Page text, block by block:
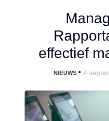
effectief
NIEUWS • 4